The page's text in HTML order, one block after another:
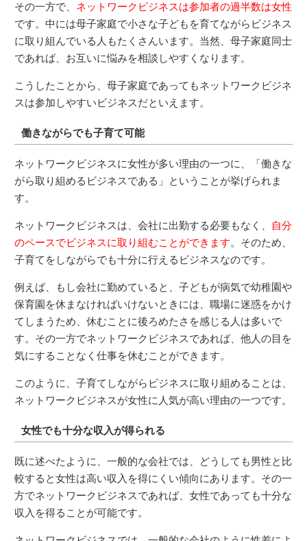
その一方で、 ネットワークビジネスは参加者の過半数は女性
です。中には母子家庭で小さな子どもを育てながらビジネス
に取り組んでいる人もたくさんいます。当然、母子家庭同士
であれば、お互いに悩みを相談しやすくなります。
こうしたことから、母子家庭であってもネットワークビジネ
スは参加しやすいビジネスだといえます。
働きながらでも子育て可能
ネットワークビジネスに女性が多い理由の一つに、「働きな
がら取り組めるビジネスである」ということが挙げられま
す。
ネットワークビジネスは、会社に出勤する必要もなく、
自分
のペースでビジネスに取り組むことができます。そのため、
子育てをしながらでも十分に行えるビジネスなのです。
例えば、もし会社に勤めていると、子どもが病気で幼稚園や
保育園を休まなければいけないときには、職場に迷惑をかけ
てしまうため、休むことに後ろめたさを感じる人は多いで
す。その一方でネットワークビジネスであれば、他人の目を
気にすることなく仕事を休むことができます。
このように、子育てしながらビジネスに取り組めることは、
ネットワークビジネスが女性に人気が高い理由の一つです。
女性でも十分な収入が得られる
既に述べたように、一般的な会社では、どうしても男性と比
較すると女性は高い収入を得にくい傾向にあります。その一
方でネットワークビジネスであれば、女性であっても十分な
収入を得ることが可能です。